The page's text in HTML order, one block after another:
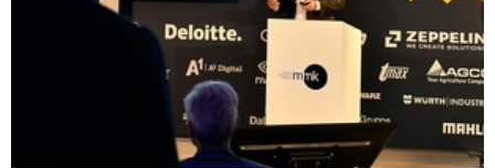
Wir verwenden Cookies, um Inhalte und Anzeigen zu
personalisieren, Funktionen für soziale Medien anbieten
zu können und die Zugriffe auf unsere Website zu
analysieren. Außerdem geben wir Informationen zu Ihrer
Verwendung unserer Website an unsere Partner für